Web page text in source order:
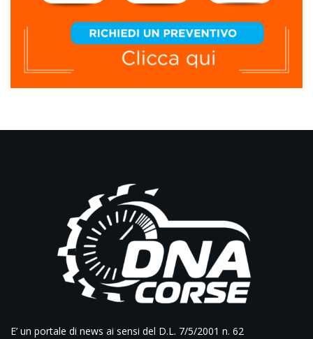
E’ un portale di news ai sensi del D.L. 7/5/2001 n. 62